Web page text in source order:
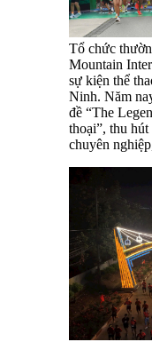
Tổ chức
Mountain
sự kiện thể
Ninh. Năm
đề “The
thoại”, thu
chuyên